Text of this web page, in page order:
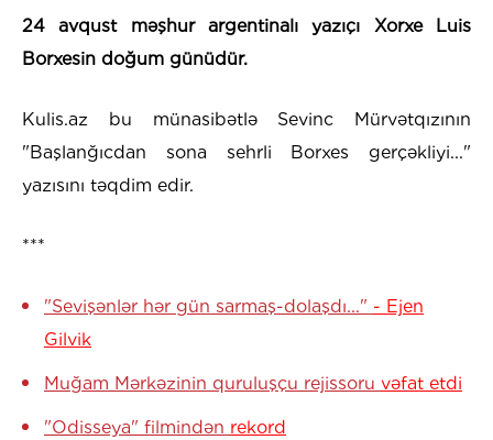
24 avqust məşhur argentinalı yazıçı Xorxe Luis
Borxesin doğum günüdür.
Kulis.az bu münasibətlə Sevinc Mürvətqızının
"Başlanğıcdan sona sehrli Borxes gerçəkliyi..."
yazısını təqdim edir.
***
"Sevişənlər hər gün sarmaş-dolaşdı..." - Ejen
Gilvik
Muğam Mərkəzinin quruluşçu rejissoru vəfat etdi
"Odisseya" filmindən rekord